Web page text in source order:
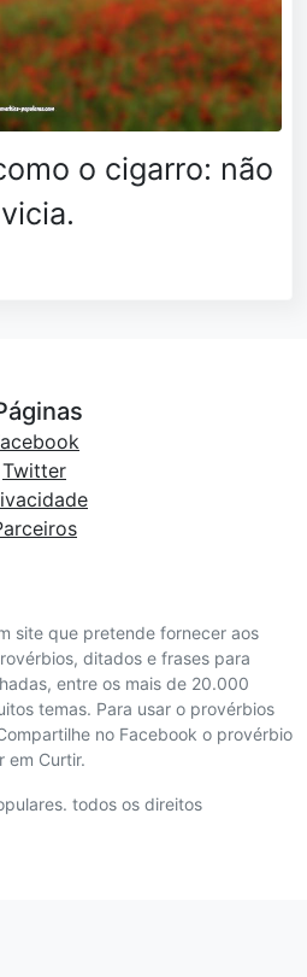
o cigarro: não
site que pretende fornecer aos
ditados e frases para
entre os mais de 20.000
temas. Para usar o provérbios
no Facebook o provérbio
em Curtir.
todos os direitos
Twitter